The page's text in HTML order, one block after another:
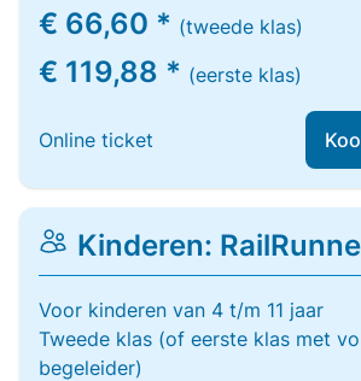
€ 66,60 * (tweede klas)
€ 119,88 * (eerste klas)
Online ticket
Kinderen:
Voor kinderen van 4 t/m 11 jaar
Tweede klas (of eerste klas met
begeleider)